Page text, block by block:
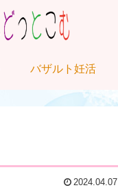
バザルト妊活
2024.04.07